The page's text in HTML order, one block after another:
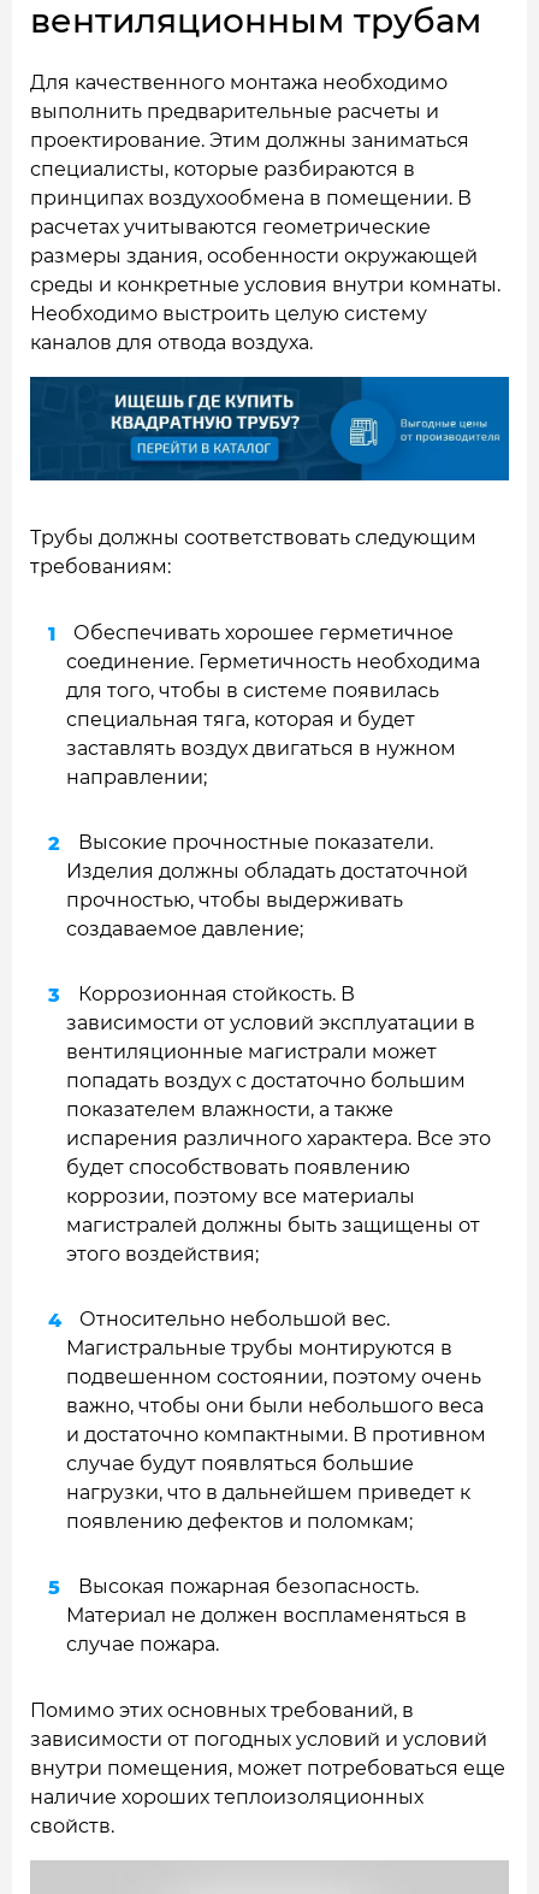
вентиляционным трубам
Для качественного монтажа необходимо
выполнить предварительные расчеты и
проектирование. Этим должны заниматься
специалисты, которые разбираются в
принципах воздухообмена в помещении. В
расчетах учитываются геометрические
размеры здания, особенности окружающей
среды и конкретные условия внутри комнаты.
Необходимо выстроить целую систему
каналов для отвода воздуха.
Трубы должны соответствовать следующим
требованиям:
Обеспечивать хорошее герметичное
соединение. Герметичность необходима
для того, чтобы в системе появилась
специальная тяга, которая и будет
заставлять воздух двигаться в нужном
направлении;
Высокие прочностные показатели.
Изделия должны обладать достаточной
прочностью, чтобы выдерживать
создаваемое давление;
Коррозионная стойкость. В
зависимости от условий эксплуатации в
вентиляционные магистрали может
попадать воздух с достаточно большим
показателем влажности, а также
испарения различного характера. Все это
будет способствовать появлению
коррозии, поэтому все материалы
магистралей должны быть защищены от
этого воздействия;
Относительно небольшой вес.
Магистральные трубы монтируются в
подвешенном состоянии, поэтому очень
важно, чтобы они были небольшого веса
и достаточно компактными. В противном
случае будут появляться большие
нагрузки, что в дальнейшем приведет к
появлению дефектов и поломкам;
Высокая пожарная безопасность.
Материал не должен воспламеняться в
случае пожара.
Помимо этих основных требований, в
зависимости от погодных условий и условий
внутри помещения, может потребоваться еще
наличие хороших теплоизоляционных
свойств.